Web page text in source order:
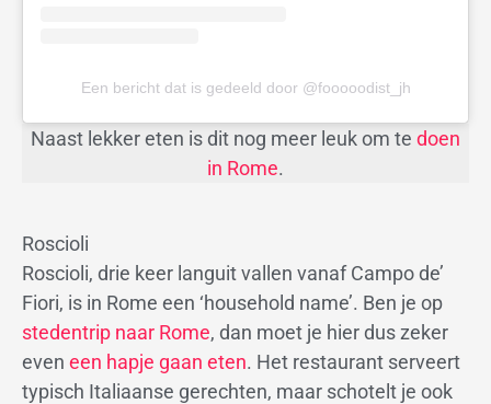
Een bericht dat is gedeeld door @fooooodist_jh
Naast lekker eten is dit nog meer leuk om te doen
in Rome.
Roscioli
Roscioli, drie keer languit vallen vanaf Campo de’
Fiori, is in Rome een ‘household name’. Ben je op
stedentrip naar Rome, dan moet je hier dus zeker
even een hapje gaan eten. Het restaurant serveert
typisch Italiaanse gerechten, maar schotelt je ook